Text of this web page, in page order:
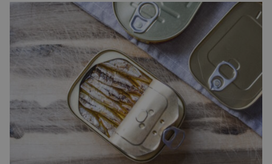
padesátkrát dokola, železná opona a miliony
vojáků v permanentní pohotovosti. A pak je tu
Donald Kendall, generální ředitel společnosti
PepsiCo, který se v květnu roku 1989 stává
admirálem flotily, jež čítá sedmnáct […]